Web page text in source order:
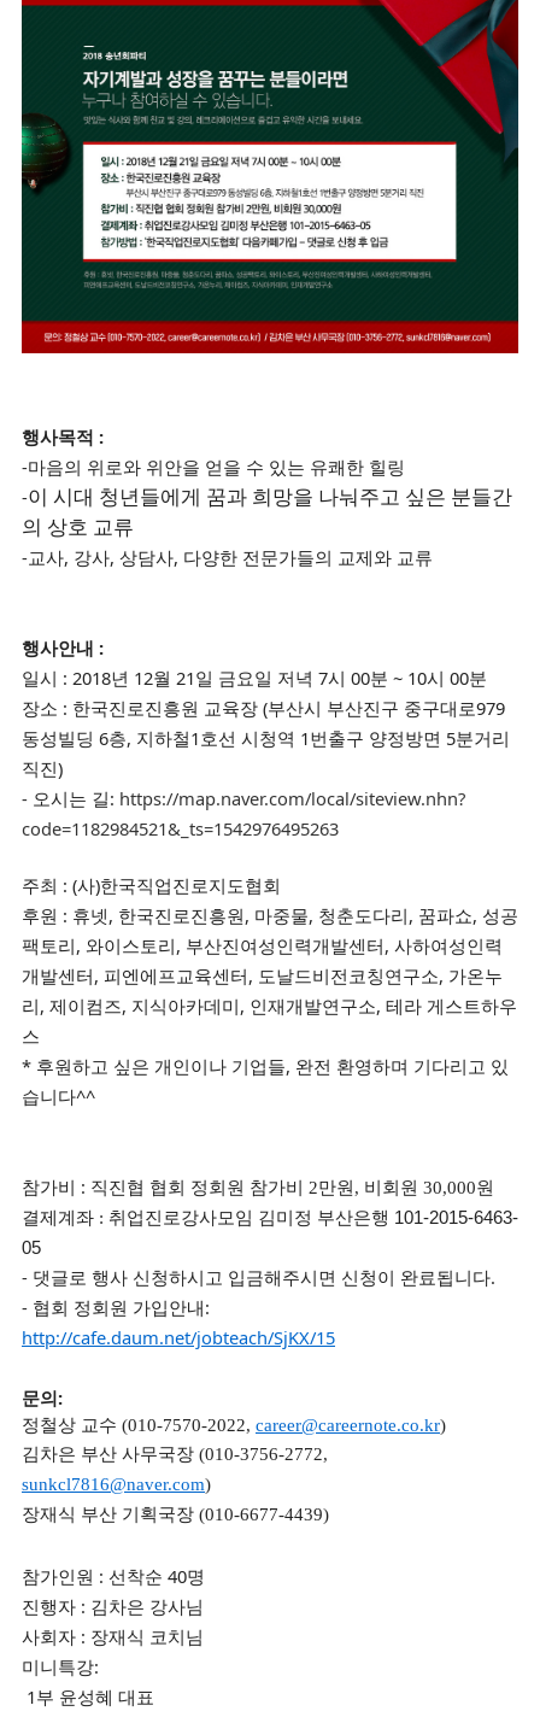
행사목적 :
-마음의 위로와 위안을 얻을 수 있는 유쾌한 힐링
-이 시대 청년들에게 꿈과 희망을 나눠주고 싶은 분들간
의 상호 교류
-교사, 강사, 상담사, 다양한 전문가들의 교제와 교류
행사안내 :
일시 : 2018년 12월 21일 금요일 저녁 7시 00분 ~ 10시 00분
장소 : 한국진로진흥원 교육장 (부산시 부산진구 중구대로979
동성빌딩 6층, 지하철1호선 시청역 1번출구 양정방면 5분거리
직진)
- 오시는 길: https://map.naver.com/local/siteview.nhn?
code=1182984521&_ts=1542976495263
주최 : (사)한국직업진로지도협회
후원 : 휴넷, 한국진로진흥원, 마중물, 청춘도다리, 꿈파쇼, 성공
팩토리, 와이스토리, 부산진여성인력개발센터, 사하여성인력
개발센터, 피엔에프교육센터, 도날드비전코칭연구소, 가온누
리, 제이컴즈, 지식아카데미, 인재개발연구소, 테라 게스트하우
스
* 후원하고 싶은 개인이나 기업들, 완전 환영하며 기다리고 있
습니다^^
참가비 : 직진협 협회 정회원 참가비 2만원, 비회원 30,000원
결제계좌 : 취업진로강사모임 김미정 부산은행 101-2015-6463-
05
- 댓글로 행사 신청하시고 입금해주시면 신청이 완료됩니다.
- 협회 정회원 가입안내:
http://cafe.daum.net/jobteach/SjKX/15
문의:
정철상 교수 (010-7570-2022, career@careernote.co.kr)
김차은 부산 사무국장 (010-3756-2772,
sunkcl7816@naver.com)
장재식 부산 기획국장 (010-6677-4439)
참가인원 : 선착순 40명
진행자 : 김차은 강사님
사회자 : 장재식 코치님
미니특강:
1부 윤성혜 대표